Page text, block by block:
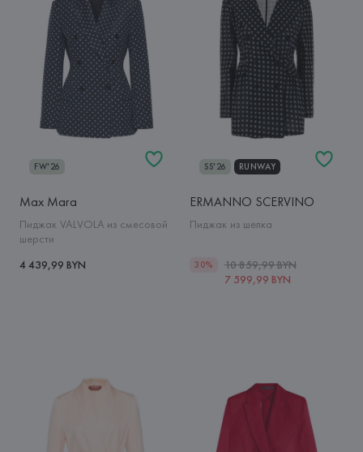
FW'26
Max Mara
Пиджак VALVOLA из смесовой
шерсти
4 439,99 BYN
SS'26 RUNWAY
ERMANNO SCERVINO
Пиджак из шелка
30%
10 859,99 BYN
7 599,99 BYN